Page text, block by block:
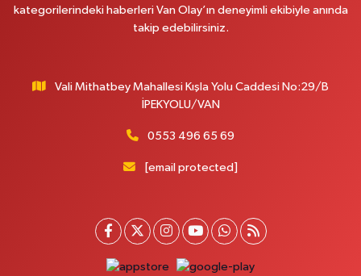
Kazım Karabekir cad.Eski Araştırma Hastanesi karşısı (kent park karşısı )
Gürpınar Eczanesi
Akpınar Mah. Milli Egemenlik Cad.No:7 A
Yol Tarifi Al
0 (432) 215 77 65 Yol Tarifi Al
Ferhat Eczanesi
kategorilerindeki haberleri Van Olay’ın deneyimli ekibiyle anında
takip edebilirsiniz.
Vali Mithatbey Mahallesi Kışla Yolu Caddesi No:29/B
İPEKYOLU/VAN
0553 496 65 69
[email protected]